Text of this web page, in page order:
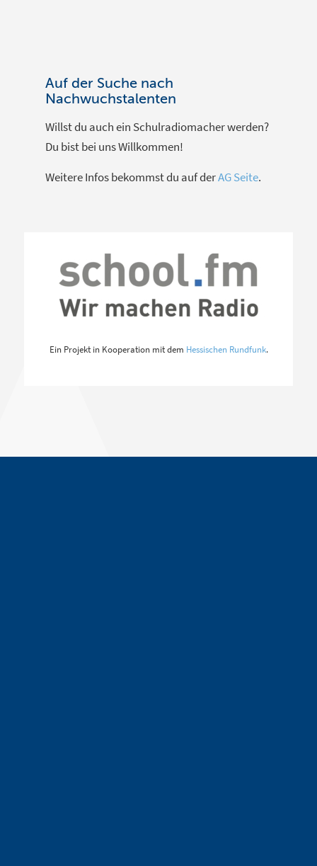
Auf der Suche nach
Nachwuchstalenten
Willst du auch ein Schulradiomacher werden?
Du bist bei uns Willkommen!
Weitere Infos bekommst du auf derAG Seite.
Ein Projekt in Kooperation mit dem Hessischen Rundfunk.